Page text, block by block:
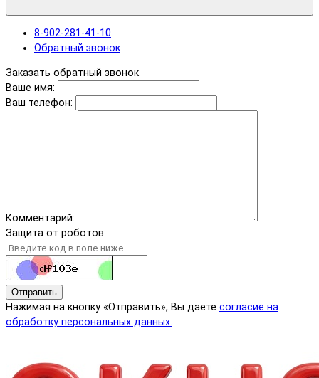
8-902-281-41-10
Обратный звонок
Заказать обратный звонок
Ваше имя:
Ваш телефон:
Комментарий:
Защита от роботов
Отправить
Нажимая на кнопку «Отправить», Вы даете согласие на
обработку персональных данных.